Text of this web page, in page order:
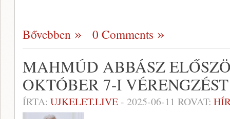
Bővebben 0 Comments
MAHMÚD ABBÁSZ
OKTÓBER 7-I VÉRENGZÉST
ÍRTA: UJKELET.LIVE- 2025-06-11 ROVAT: